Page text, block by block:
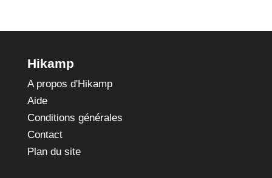
Hikamp
A propos d'Hikamp
Aide
Conditions générales
Contact
Plan du site